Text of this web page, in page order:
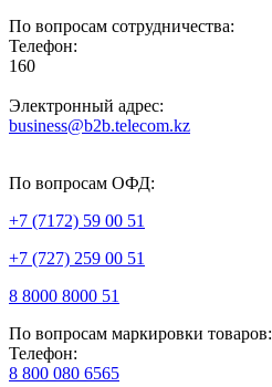
По вопросам сотрудничества:
Телефон:
160
Электронный адрес:
business@b2b.telecom.kz
По вопросам ОФД:
+7 (7172) 59 00 51
+7 (727) 259 00 51
8 8000 8000 51
По вопросам маркировки товаров:
Телефон:
8 800 080 6565